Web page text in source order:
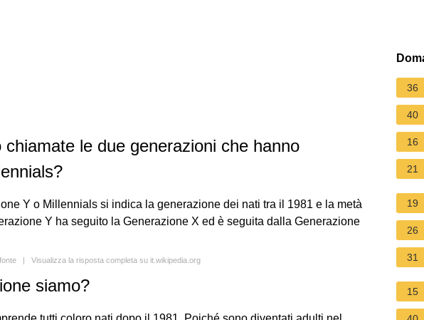
chiamate le due generazioni che hanno
Y o Millennials si indica la generazione dei nati tra il 1981 e la metà
Y ha seguito la Generazione X ed è seguita dalla Generazione
| Visualizza la risposta completa su it.wikipedia.org
siamo?
36
40
16
21
19
26
31
15